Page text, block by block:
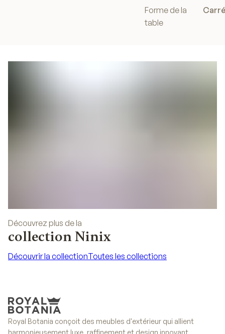
Forme de la
table
Carré
Découvrez plus de la
collection Ninix
Découvrir la collectionToutes les collections
Royal Botania conçoit des meubles d'extérieur qui allient
harmonieusement luxe, raffinement et design innovant.